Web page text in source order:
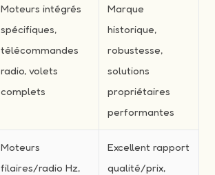
Moteurs intégrés
spécifiques,
télécommandes
radio, volets
complets
Marque
historique,
robustesse,
solutions
propriétaires
performantes
Moteurs
filaires/radio Hz,
Excellent rapport
qualité/prix,